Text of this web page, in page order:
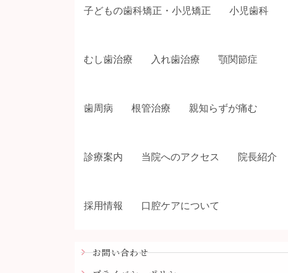
子どもの歯科矯正・小児矯正 小児歯科
むし歯治療 入れ歯治療 顎関節症
歯周病 根管治療 親知らずが痛む
診療案内 当院へのアクセス 院長紹介
採用情報 口腔ケアについて
お問い合わせ